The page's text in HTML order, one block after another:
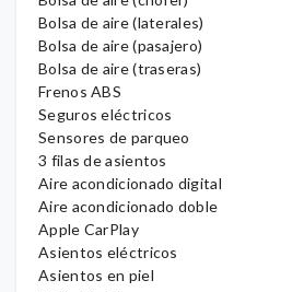
Bolsa de aire (laterales)
Bolsa de aire (pasajero)
Bolsa de aire (traseras)
Frenos ABS
Seguros eléctricos
Sensores de parqueo
3 filas de asientos
Aire acondicionado digital
Aire acondicionado doble
Apple CarPlay
Asientos eléctricos
Asientos en piel